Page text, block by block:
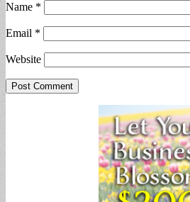
Name *
Email *
Website